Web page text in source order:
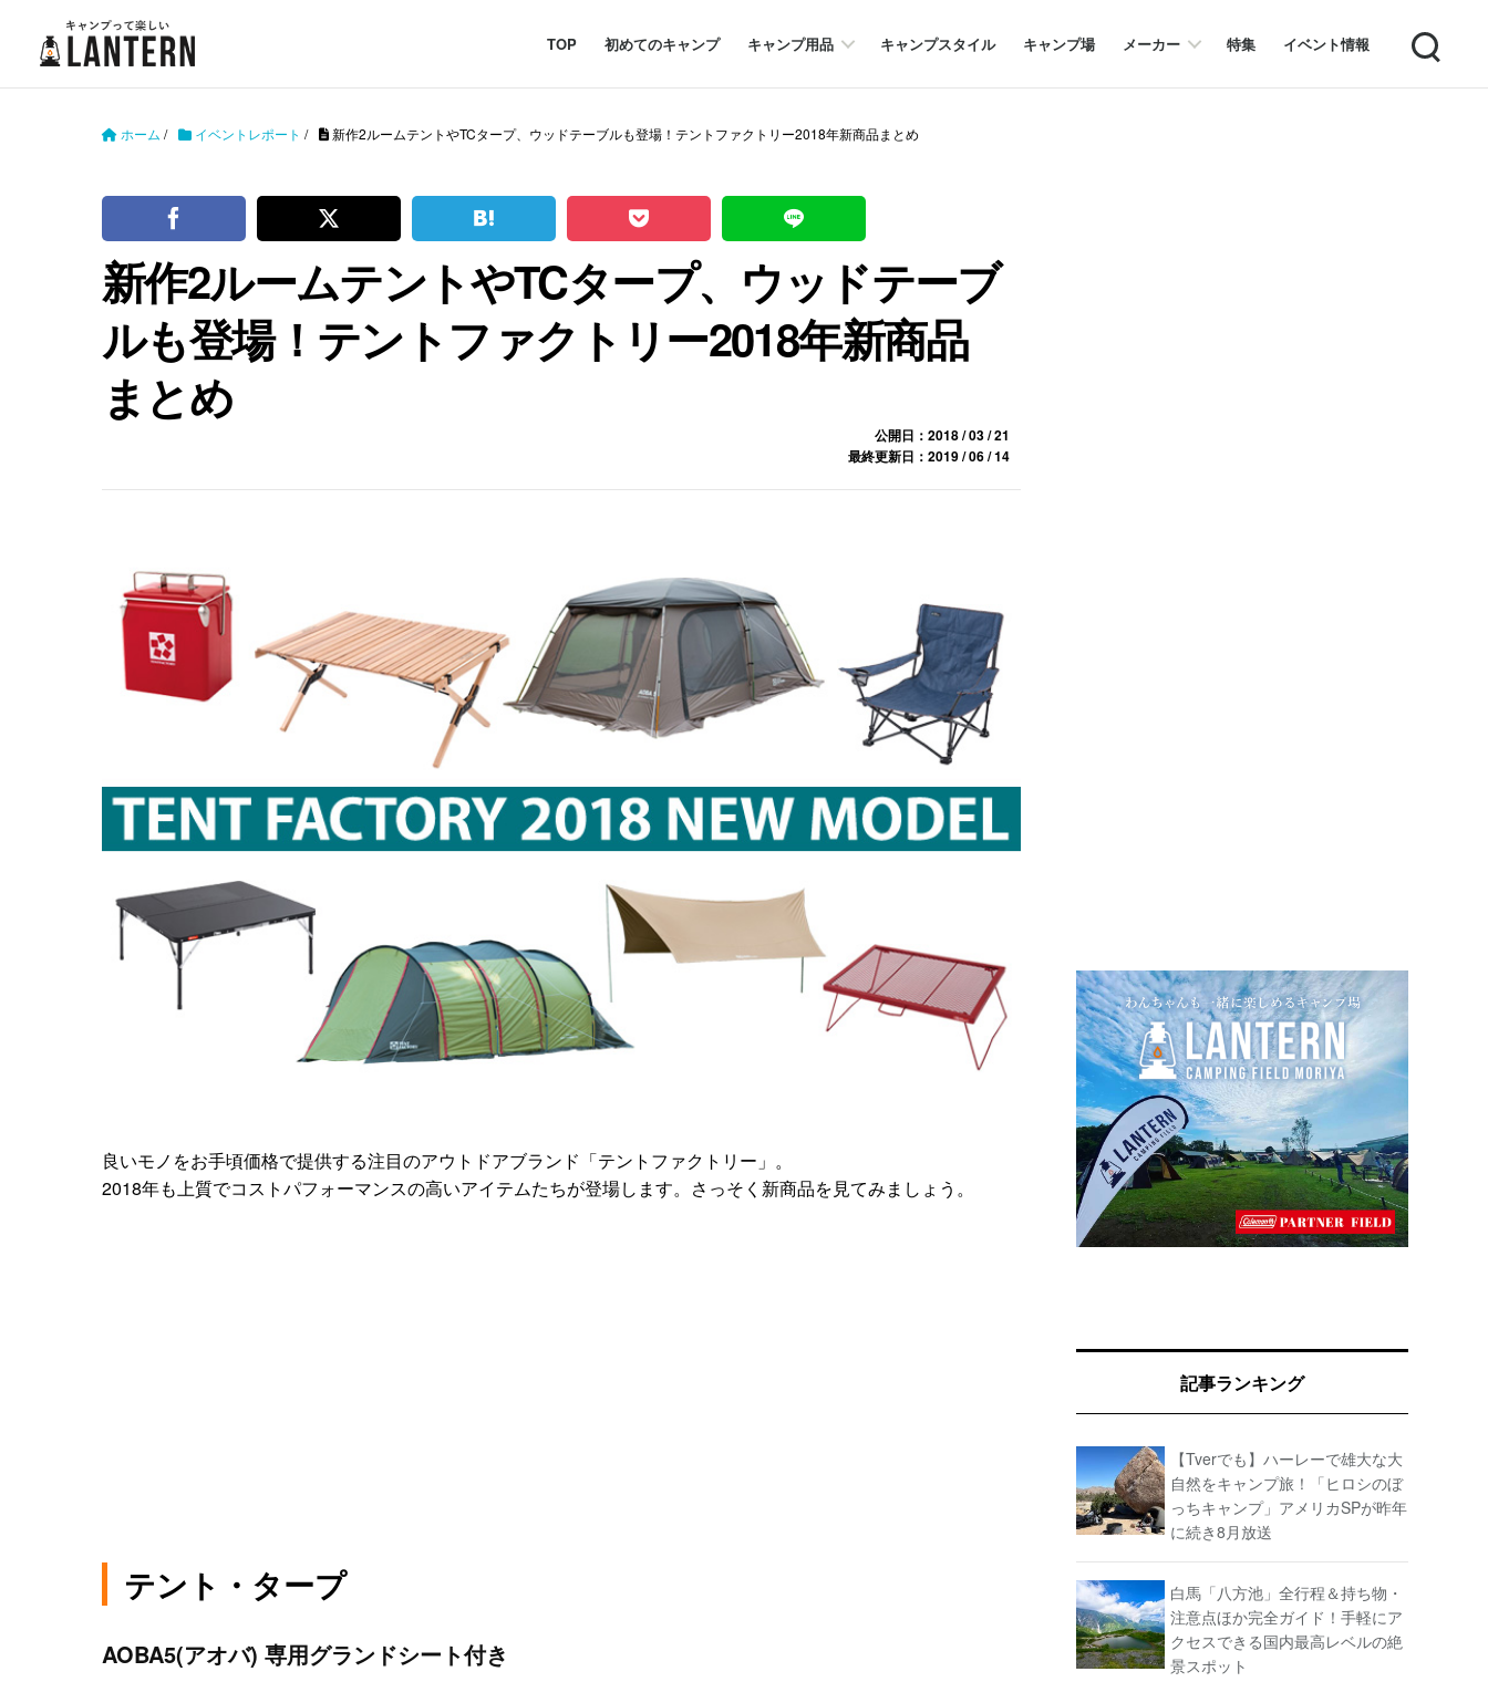
TOP 初めてのキャンプ キャンプ用品 キャンプスタイル キャンプ場 メーカー 特集 イベント情報 Search
ホーム / イベントレポート / 新作2ルームテントやTCタープ、ウッドテーブルも登場！テントファクトリー2018年新商品まとめ
新作2ルームテントやTCタープ、ウッドテーブ
ルも登場！テントファクトリー2018年新商品
まとめ
公開日：2018 / 03 / 21
最終更新日：2019 / 06 / 14
良いモノをお手頃価格で提供する注目のアウトドアブランド「テントファクトリー」。
2018年も上質でコストパフォーマンスの高いアイテムたちが登場します。さっそく新商品を見てみましょう。
テント・タープ
AOBA5(アオバ) 専用グランドシート付き
記事ランキング
【Tverでも】ハーレーで雄大な大
自然をキャンプ旅！「ヒロシのぼ
っちキャンプ」アメリカSPが昨年
に続き8月放送
白馬「八方池」全行程＆持ち物・
注意点ほか完全ガイド！手軽にア
クセスできる国内最高レベルの絶
景スポット